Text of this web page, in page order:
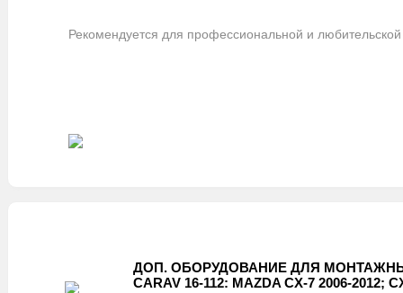
Рекомендуется для профессиональной и
ДОП. ОБОРУДОВАНИЕ ДЛЯ
CARAV 16-112: MAZDA CX-7 2006-2012;